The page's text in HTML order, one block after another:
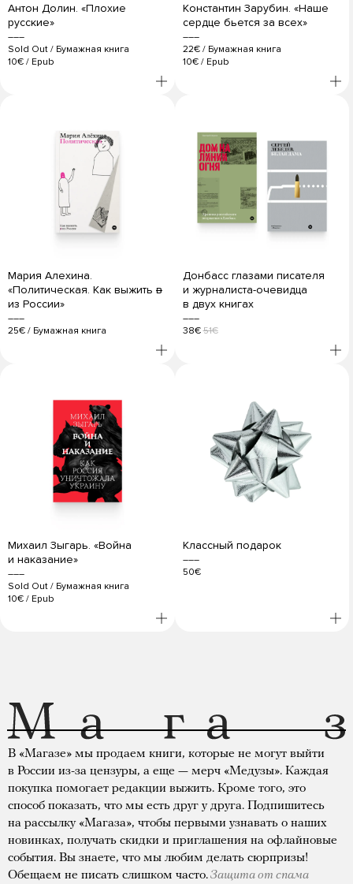
Антон Долин. «Плохие
русские»
Sold Out / Бумажная книга
10€ / Epub
Константин Зарубин. «Наше
сердце бьется за всех»
22€ / Бумажная книга
10€ / Epub
Мария Алехина.
«Политическая. Как выжить в
из России»
25€ / Бумажная книга
Донбасс глазами писателя
и журналиста-очевидца
в двух книгах
38€ 51€
Михаил Зыгарь. «Война
и наказание»
Sold Out / Бумажная книга
10€ / Epub
Классный подарок
50€
В «Магазе» мы продаем книги, которые не могут выйти
в России из-за цензуры, а еще — мерч «Медузы». Каждая
покупка помогает редакции выжить. Кроме того, это
способ показать, что мы есть друг у друга. Подпишитесь
на рассылку «Магаза», чтобы первыми узнавать о наших
новинках, получать скидки и приглашения на офлайновые
события. Вы знаете, что мы любим делать сюрпризы!
Обещаем не писать слишком часто.Защита от спама